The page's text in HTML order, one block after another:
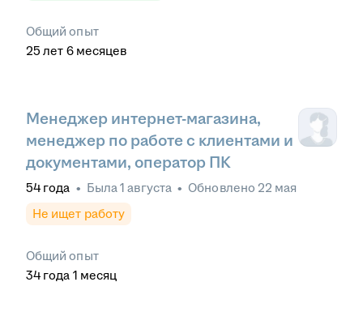
Общий опыт
25 лет 6 месяцев
Менеджер интернет-магазина,
менеджер по работе с клиентами и
документами, оператор ПК
54 года • Была1 августа • Обновлено 22 мая
Не ищет работу
Общий опыт
34 года 1 месяц